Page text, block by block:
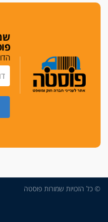
בימ"ש מחוזי: החלטת
חדש ללשכה אינה סבירה
משפחה ופוליטיקה
עו"ד גלעד מנשה ויאיר
דורשים הגנה וביטחון"
© כל הזכויות שמורות פוסטה